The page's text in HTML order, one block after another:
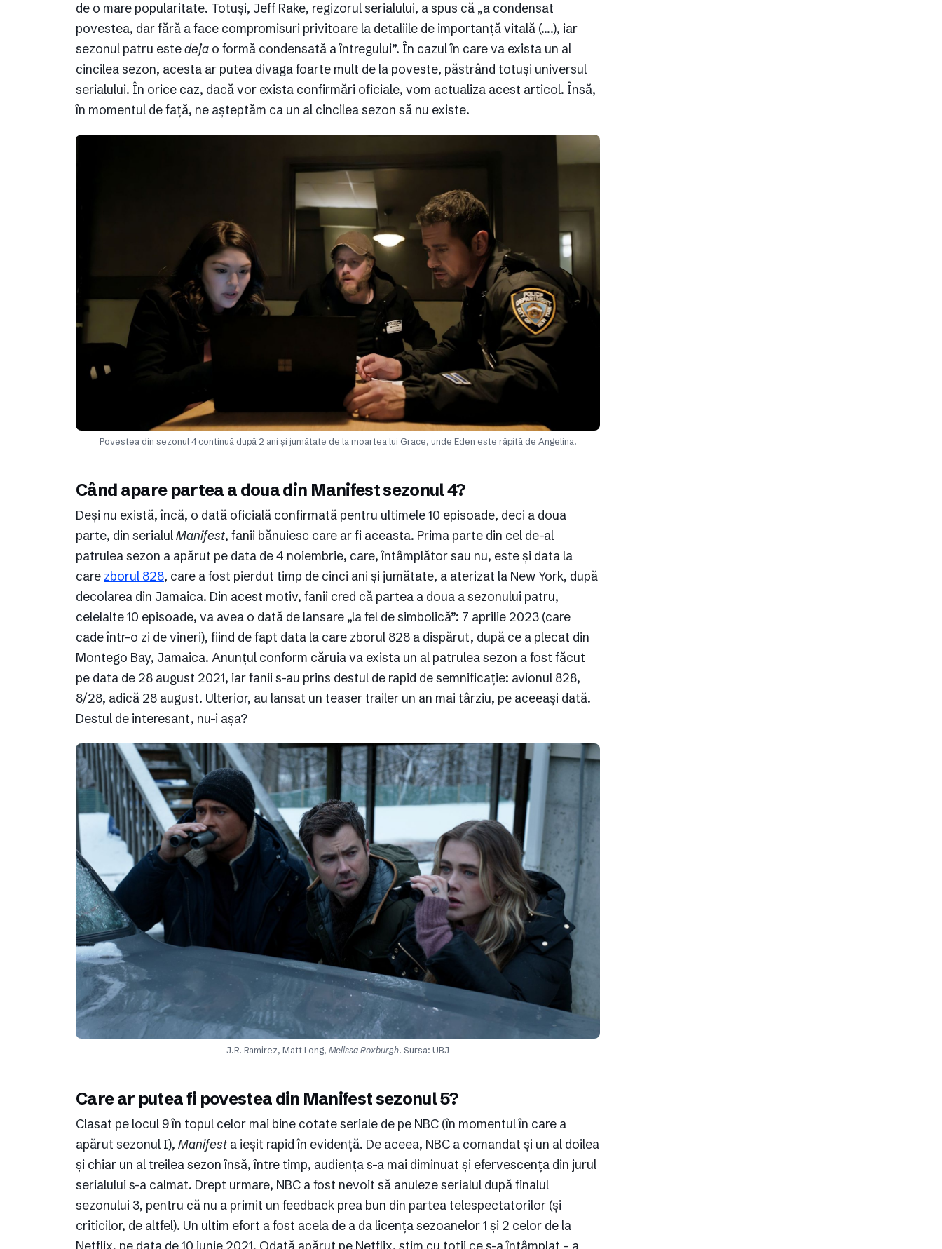
de o mare popularitate. Totuși, Jeff Rake, regizorul serialului, a spus că „a condensat
povestea, dar fără a face compromisuri privitoare la detaliile de importanță vitală (….), iar
sezonul patru estedeja o formă condensată a întregului”. În cazul în care va exista un al
cincilea sezon, acesta ar putea divaga foarte mult de la poveste, păstrând totuși universul
serialului. În orice caz, dacă vor exista confirmări oficiale, vom actualiza acest articol. Însă,
în momentul de față, ne așteptăm ca un al cincilea sezon să nu existe.
Povestea din sezonul 4 continuă după 2 ani și jumătate de la moartea lui Grace, unde Eden este răpită de Angelina.
Când apare partea a doua din Manifest sezonul 4?
Deși nu există, încă, o dată oficială confirmată pentru ultimele 10 episoade, deci a doua
parte, din serialulManifest, fanii bănuiesc care ar fi aceasta. Prima parte din cel de-al
patrulea sezon a apărut pe data de 4 noiembrie, care, întâmplător sau nu, este și data la
care zborul 828, care a fost pierdut timp de cinci ani și jumătate, a aterizat la New York, după
decolarea din Jamaica. Din acest motiv, fanii cred că partea a doua a sezonului patru,
celelalte 10 episoade, va avea o dată de lansare „la fel de simbolică”: 7 aprilie 2023 (care
cade într-o zi de vineri), fiind de fapt data la care zborul 828 a dispărut, după ce a plecat din
Montego Bay, Jamaica. Anunțul conform căruia va exista un al patrulea sezon a fost făcut
pe data de 28 august 2021, iar fanii s-au prins destul de rapid de semnificație: avionul 828,
8/28, adică 28 august. Ulterior, au lansat un teaser trailer un an mai târziu, pe aceeași dată.
Destul de interesant, nu-i așa?
J.R. Ramirez, Matt Long, Melissa Roxburgh. Sursa: UBJ
Care ar putea fi povestea din Manifest sezonul 5?
Clasat pe locul 9 în topul celor mai bine cotate seriale de pe NBC (în momentul în care a
apărut sezonul I), Manifest a ieșit rapid în evidență. De aceea, NBC a comandat și un al doilea
și chiar un al treilea sezon însă, între timp, audiența s-a mai diminuat și efervescența din jurul
serialului s-a calmat. Drept urmare, NBC a fost nevoit să anuleze serialul după finalul
sezonului 3, pentru că nu a primit un feedback prea bun din partea telespectatorilor (și
criticilor, de altfel). Un ultim efort a fost acela de a da licența sezoanelor 1 și 2 celor de la